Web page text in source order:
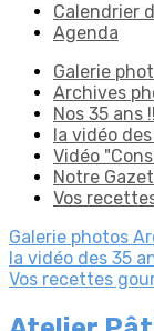
Calendrier
Agenda
Galerie
Archives
Nos 35 ans
la vidéo
Vidéo
Notre
Vos
Galerie photos
la vidéo des 35
Vos recettes